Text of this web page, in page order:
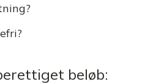
beløb: